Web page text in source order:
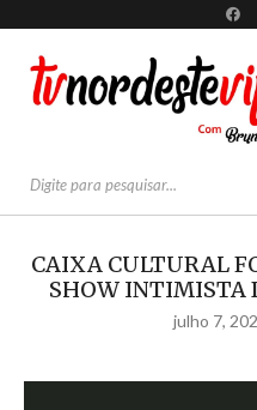
CAIXA CULTURAL
SHOW INTIMISTA
julho 7,